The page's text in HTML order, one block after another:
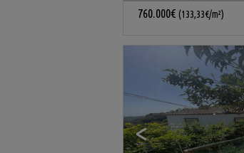
760.000€ (133,33€/m²)
<